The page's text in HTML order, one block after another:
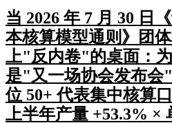
当 2026 年 7 月 30 日
本核算模型通则》团
上"反内卷"的桌面：
是"又一场协会发布会
位 50+ 代表集中核算
上半年产量 +53.3% ×